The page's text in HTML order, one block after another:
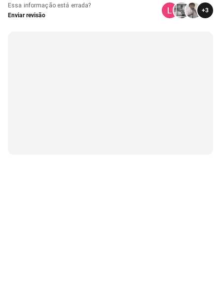
Essa informação está errada?
Enviar revisão
+3